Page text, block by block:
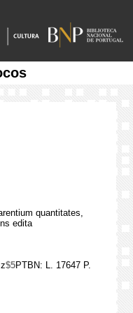
quantitates,
edita
$5PTBN: L. 17647 P.